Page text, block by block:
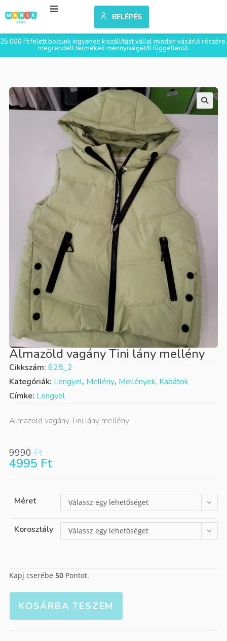
BELÉPÉS
25 000 Ft felett boltunk ingyenes kiszállítást vállal minden vásárló részére,
megrendelt termékek mennyiségétől függetlenül.
Almazöld vagány Tini lány mellény
Cikkszám: 628_2
Kategóriák: Lengyel, Mellény, Mellények, Kabátok
Címke: Lengyel
Almazöld vagány Tini lány mellény
9990Ft
4995 Ft
Méret Válassz egy lehetőséget
Korosztály Válassz egy lehetőséget
Kapj cserébe 50Pontot.
KOSÁRBA TESZEM